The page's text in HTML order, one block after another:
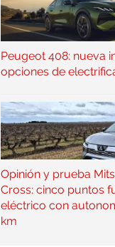
Peugeot 408: nueva
opciones de
Opinión y prueba
Cross: cinco puntos
eléctrico con
km